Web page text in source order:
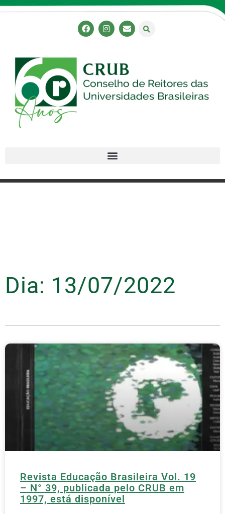
Dia: 13/07/2022
Revista Educação Brasileira Vol. 19
– N° 39, publicada pelo CRUB em
1997, está disponível